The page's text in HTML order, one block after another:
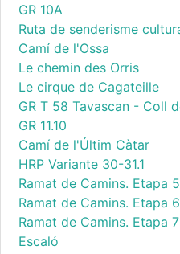
GR 10A
Ruta de senderisme
Camí de l'Ossa
Le chemin des Orris
Le cirque de Cagateille
GR T 58 Tavascan - Coll
GR 11.10
Camí de l'Últim Càtar
HRP Variante 30-31.1
Ramat de Camins. Etapa
Ramat de Camins. Etapa
Ramat de Camins. Etapa
Escaló